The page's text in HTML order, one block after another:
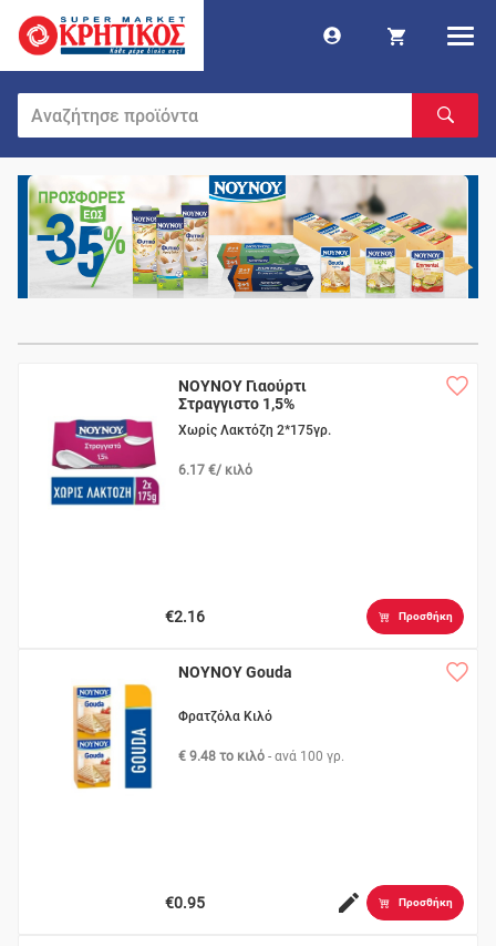
ΝΟΥΝΟΥ Γιαούρτι
Στραγγιστο 1,5%
Χωρίς Λακτόζη 2*175γρ.
6.17 €/ κιλό
€2.16 Προσθήκη
ΝΟΥΝΟΥ Gouda
Φρατζόλα Κιλό
€ 9.48 το κιλό - ανά 100 γρ.
€0.95 Προσθήκη